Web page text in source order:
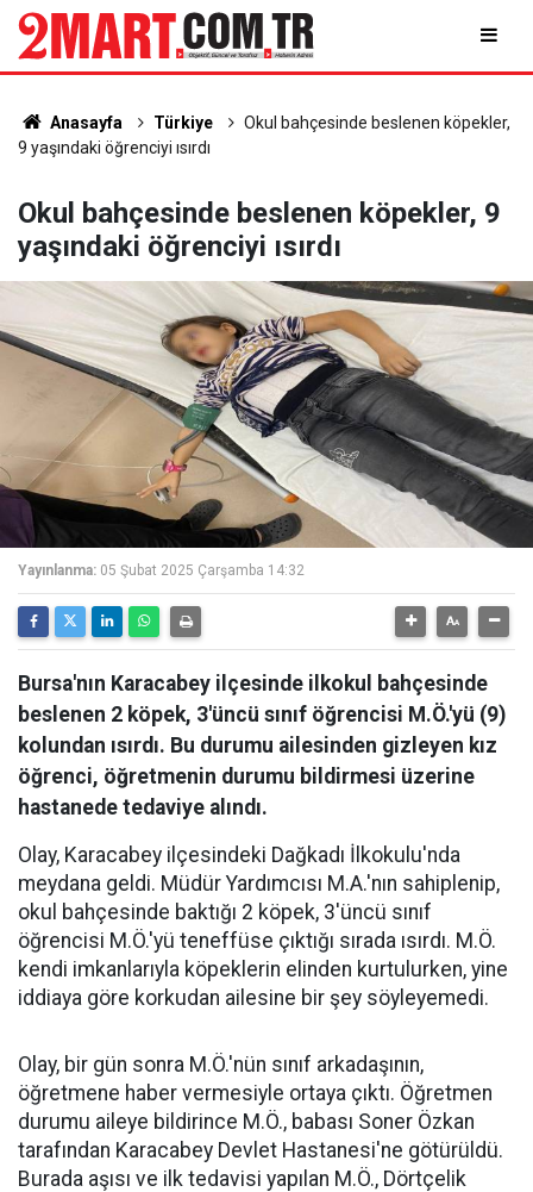
Anasayfa Türkiye
Okul bahçesinde beslenen köpekler,
9 yaşındaki öğrenciyi ısırdı
Okul bahçesinde beslenen köpekler, 9
yaşındaki öğrenciyi ısırdı
Yayınlanma: 05 Şubat 2025 Çarşamba 14:32
Bursa'nın Karacabey ilçesinde ilkokul bahçesinde
beslenen 2 köpek, 3'üncü sınıf öğrencisi M.Ö.'yü (9)
kolundan ısırdı. Bu durumu ailesinden gizleyen kız
öğrenci, öğretmenin durumu bildirmesi üzerine
hastanede tedaviye alındı.
Olay, Karacabey ilçesindeki Dağkadı İlkokulu'nda
meydana geldi. Müdür Yardımcısı M.A.'nın sahiplenip,
okul bahçesinde baktığı 2 köpek, 3'üncü sınıf
öğrencisi M.Ö.'yü teneffüse çıktığı sırada ısırdı. M.Ö.
kendi imkanlarıyla köpeklerin elinden kurtulurken, yine
iddiaya göre korkudan ailesine bir şey söyleyemedi.
Olay, bir gün sonra M.Ö.'nün sınıf arkadaşının,
öğretmene haber vermesiyle ortaya çıktı. Öğretmen
durumu aileye bildirince M.Ö., babası Soner Özkan
tarafından Karacabey Devlet Hastanesi'ne götürüldü.
Burada aşısı ve ilk tedavisi yapılan M.Ö., Dörtçelik